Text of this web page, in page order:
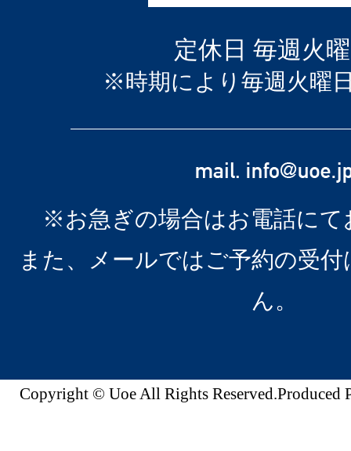
定休日 毎週火
※時期により毎週火曜
※お急ぎの場合はお電話にて
また、メールではご予約の受
ん。
Copyright © Uoe All Rights Reserved.Produced